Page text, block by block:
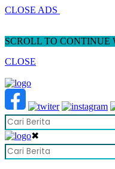
CLOSE ADS
SCROLL TO CONTINUE
CLOSE
✖